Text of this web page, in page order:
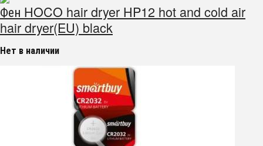
Фен HOCO hair dryer HP12 hot and cold air
hair dryer(EU) black
Нет в наличии